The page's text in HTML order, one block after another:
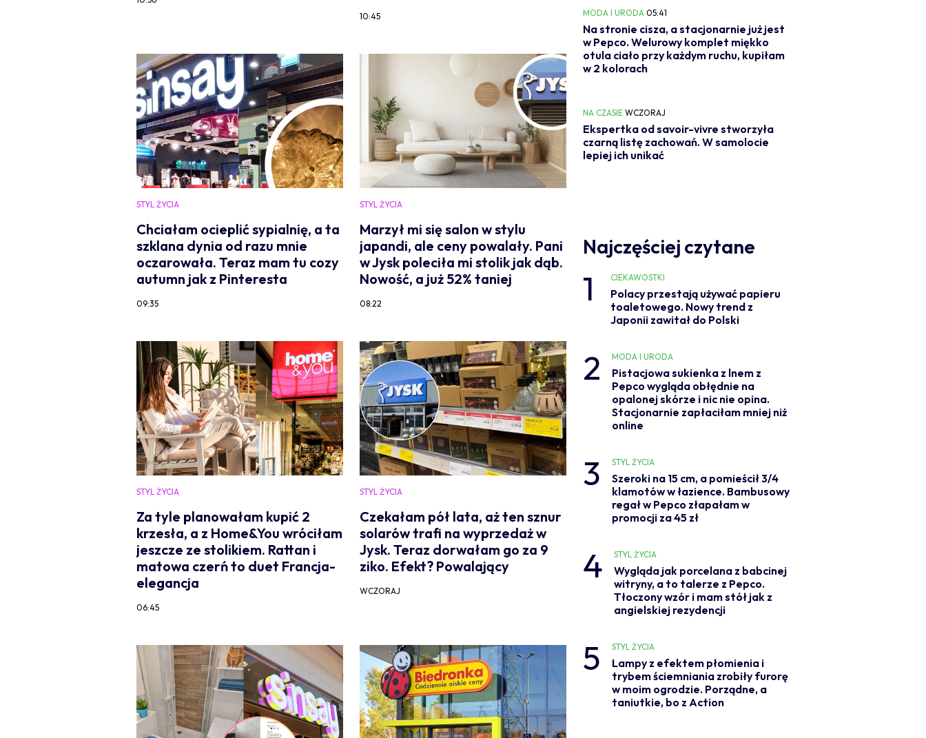
10:45
STYL ŻYCIA
Chciałam ocieplić sypialnię, a ta
szklana dynia od razu mnie
oczarowała. Teraz mam tu cozy
autumn jak z Pinteresta
09:35
STYL ŻYCIA
Marzył mi się salon w stylu
japandi, ale ceny powalały. Pani
w Jysk poleciła mi stolik jak dąb.
Nowość, a już 52% taniej
08:22
STYL ŻYCIA
Za tyle planowałam kupić 2
krzesła, a z Home&You wróciłam
jeszcze ze stolikiem. Rattan i
matowa czerń to duet Francja-
elegancja
06:45
STYL ŻYCIA
Czekałam pół lata, aż ten sznur
solarów trafi na wyprzedaż w
Jysk. Teraz dorwałam go za 9
ziko. Efekt? Powalający
WCZORAJ
MODA I URODA 05:41
Na stronie cisza, a stacjonarnie już jest
w Pepco. Welurowy komplet miękko
otula ciało przy każdym ruchu, kupiłam
w 2 kolorach
NA CZASIE WCZORAJ
Ekspertka od savoir-vivre stworzyła
czarną listę zachowań. W samolocie
lepiej ich unikać
Najczęściej czytane
1 CIEKAWOSTKI
Polacy przestają używać papieru
toaletowego. Nowy trend z
Japonii zawitał do Polski
2 MODA I URODA
Pistacjowa sukienka z lnem z
Pepco wygląda obłędnie na
opalonej skórze i nic nie opina.
Stacjonarnie zapłaciłam mniej niż
online
3 STYL ŻYCIA
Szeroki na 15 cm, a pomieścił 3/4
klamotów w łazience. Bambusowy
regał w Pepco złapałam w
promocji za 45 zł
4 STYL ŻYCIA
Wygląda jak porcelana z babcinej
witryny, a to talerze z Pepco.
Tłoczony wzór i mam stół jak z
angielskiej rezydencji
5 STYL ŻYCIA
Lampy z efektem płomienia i
trybem ściemniania zrobiły furorę
w moim ogrodzie. Porządne, a
taniutkie, bo z Action